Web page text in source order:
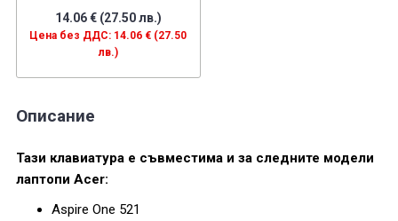
14.06 € (27.50 лв.)
Цена без ДДС: 14.06 € (27.50
лв.)
Описание
Тази клавиатура е съвместима и за следните модели
лаптопи Acer:
Aspire One 521